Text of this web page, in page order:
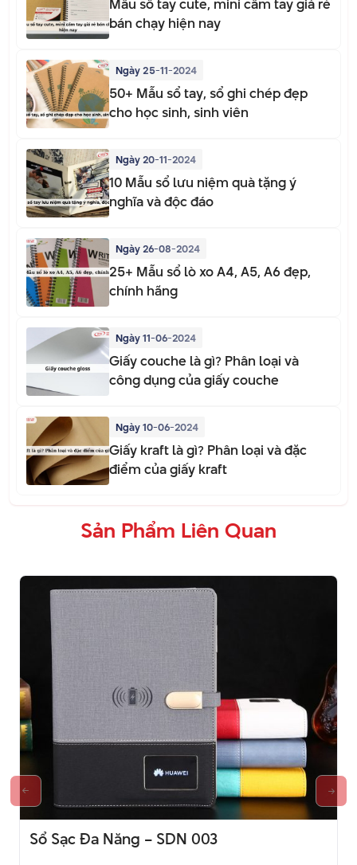
bán chạy hiện nay
Ngày 25-11-2024
50+ Mẫu sổ tay, sổ ghi chép đẹp
cho học sinh, sinh viên
Ngày 20-11-2024
10 Mẫu sổ lưu niệm quà tặng ý
nghĩa và độc đáo
Ngày 26-08-2024
25+ Mẫu sổ lò xo A4, A5, A6 đẹp,
chính hãng
Ngày 11-06-2024
Giấy couche là gì? Phân loại và
công dụng của giấy couche
Ngày 10-06-2024
Giấy kraft là gì? Phân loại và đặc
điểm của giấy kraft
Sản Phẩm Liên Quan
Sổ Sạc Đa Năng – SDN 003